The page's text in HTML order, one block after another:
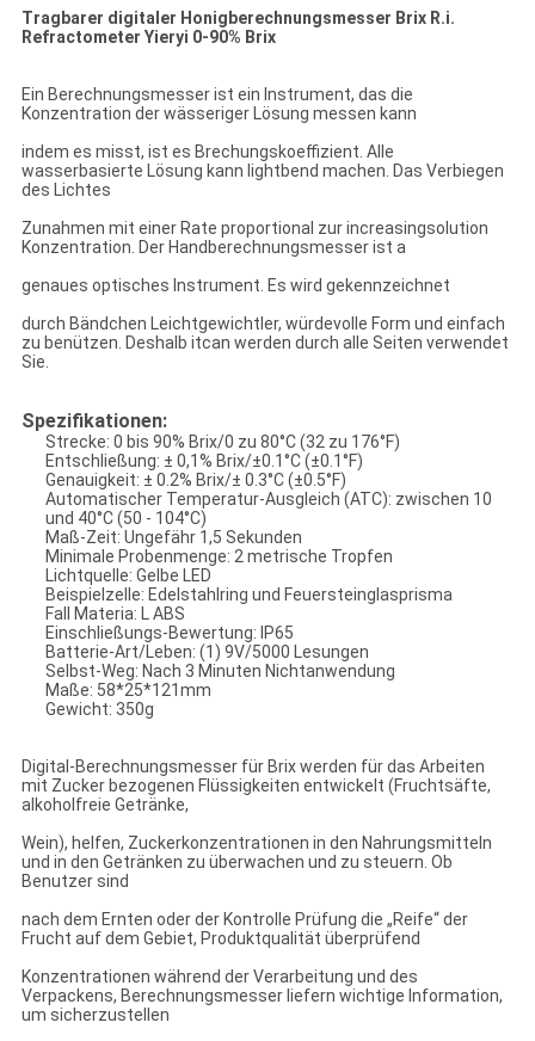
Tragbarer digitaler Honigberechnungsmesser Brix R.i.
Refractometer Yieryi 0-90% Brix
Ein Berechnungsmesser ist ein Instrument, das die
Konzentration der wässeriger Lösung messen kann
indem es misst, ist es Brechungskoeffizient. Alle
wasserbasierte Lösung kann lightbend machen. Das Verbiegen
des Lichtes
Zunahmen mit einer Rate proportional zur increasingsolution
Konzentration. Der Handberechnungsmesser ist a
genaues optisches Instrument. Es wird gekennzeichnet
durch Bändchen Leichtgewichtler, würdevolle Form und einfach
zu benützen. Deshalb itcan werden durch alle Seiten verwendet
Sie.
Spezifikationen:
Strecke: 0 bis 90% Brix/0 zu 80°C (32 zu 176°F)
Entschließung: ± 0,1% Brix/±0.1°C (±0.1°F)
Genauigkeit: ± 0.2% Brix/± 0.3°C (±0.5°F)
Automatischer Temperatur-Ausgleich (ATC): zwischen 10
und 40°C (50 - 104°C)
Maß-Zeit: Ungefähr 1,5 Sekunden
Minimale Probenmenge: 2 metrische Tropfen
Lichtquelle: Gelbe LED
Beispielzelle: Edelstahlring und Feuersteinglasprisma
Fall Materia: L ABS
Einschließungs-Bewertung: IP65
Batterie-Art/Leben: (1) 9V/5000 Lesungen
Selbst-Weg: Nach 3 Minuten Nichtanwendung
Maße: 58*25*121mm
Gewicht: 350g
Digital-Berechnungsmesser für Brix werden für das Arbeiten
mit Zucker bezogenen Flüssigkeiten entwickelt (Fruchtsäfte,
alkoholfreie Getränke,
Wein), helfen, Zuckerkonzentrationen in den Nahrungsmitteln
und in den Getränken zu überwachen und zu steuern. Ob
Benutzer sind
nach dem Ernten oder der Kontrolle Prüfung die „Reife“ der
Frucht auf dem Gebiet, Produktqualität überprüfend
Konzentrationen während der Verarbeitung und des
Verpackens, Berechnungsmesser liefern wichtige Information,
um sicherzustellen